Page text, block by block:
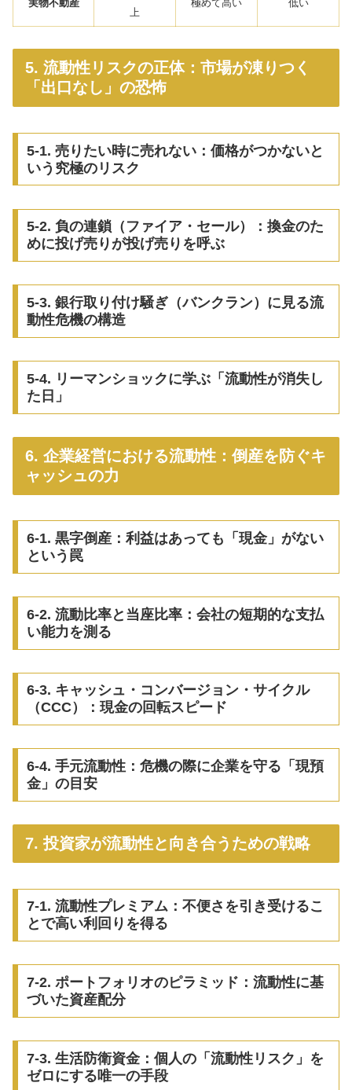
実物不動産
上
極めて高い 低い
5. 流動性リスクの正体：市場が凍りつく
「出口なし」の恐怖
5-1. 売りたい時に売れない：価格がつかないと
いう究極のリスク
5-2. 負の連鎖（ファイア・セール）：換金のた
めに投げ売りが投げ売りを呼ぶ
5-3. 銀行取り付け騒ぎ（バンクラン）に見る流
動性危機の構造
5-4. リーマンショックに学ぶ「流動性が消失し
た日」
6. 企業経営における流動性：倒産を防ぐキ
ャッシュの力
6-1. 黒字倒産：利益はあっても「現金」がない
という罠
6-2. 流動比率と当座比率：会社の短期的な支払
い能力を測る
6-3. キャッシュ・コンバージョン・サイクル
（CCC）：現金の回転スピード
6-4. 手元流動性：危機の際に企業を守る「現預
金」の目安
7. 投資家が流動性と向き合うための戦略
7-1. 流動性プレミアム：不便さを引き受けるこ
とで高い利回りを得る
7-2. ポートフォリオのピラミッド：流動性に基
づいた資産配分
7-3. 生活防衛資金：個人の「流動性リスク」を
ゼロにする唯一の手段